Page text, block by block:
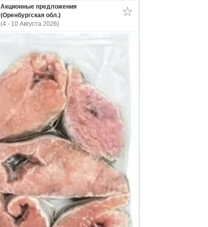
Акционные предложения
(Оренбургская обл.)
(4 - 10 Августа 2026)